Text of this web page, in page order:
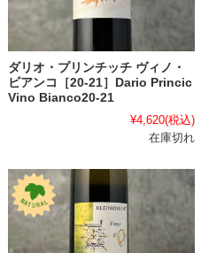
ダリオ・プリンチッチ ヴィノ・
ビアンコ［20-21］Dario Princic
Vino Bianco20-21
¥4,620(税込)
在庫切れ